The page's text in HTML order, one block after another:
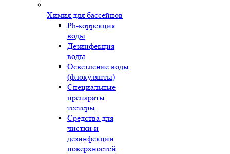
Химия для бассейнов
Ph-коррекция
воды
Дезинфекция
воды
Осветление воды
(флокулянты)
Специальные
препараты,
тестеры
Средства для
чистки и
дезинфекции
поверхностей